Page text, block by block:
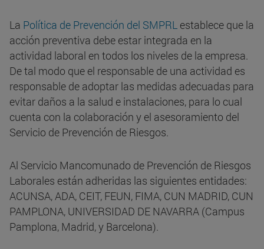
La Política de Prevención del SMPRL establece que la
acción preventiva debe estar integrada en la
actividad laboral en todos los niveles de la empresa.
De tal modo que el responsable de una actividad es
responsable de adoptar las medidas adecuadas para
evitar daños a la salud e instalaciones, para lo cual
cuenta con la colaboración y el asesoramiento del
Servicio de Prevención de Riesgos.
Al Servicio Mancomunado de Prevención de Riesgos
Laborales están adheridas las siguientes entidades:
ACUNSA, ADA, CEIT, FEUN, FIMA, CUN MADRID, CUN
PAMPLONA, UNIVERSIDAD DE NAVARRA (Campus
Pamplona, Madrid, y Barcelona).